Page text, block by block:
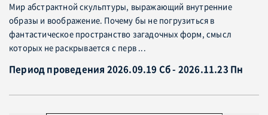
Мир абстрактной скульптуры, выражающий внутренние
образы и воображение. Почему бы не погрузиться в
фантастическое пространство загадочных форм, смысл
которых не раскрывается с перв ...
Период проведения 2026.09.19 Сб - 2026.11.23 Пн